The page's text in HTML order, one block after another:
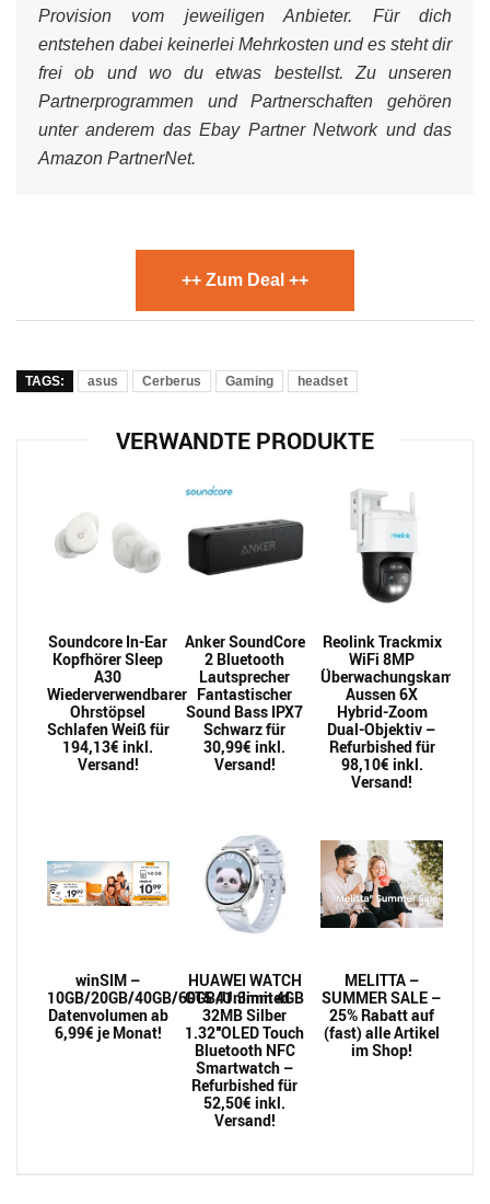
Provision vom jeweiligen Anbieter. Für dich
entstehen dabei keinerlei Mehrkosten und es steht dir
frei ob und wo du etwas bestellst. Zu unseren
Partnerprogrammen und Partnerschaften gehören
unter anderem das Ebay Partner Network und das
Amazon PartnerNet.
++ Zum Deal ++
TAGS: asus Cerberus Gaming headset
VERWANDTE PRODUKTE
Soundcore In-Ear
Kopfhörer Sleep
A30
Wiederverwendbarer
Ohrstöpsel
Schlafen Weiß für
194,13€ inkl.
Versand!
Anker SoundCore
2 Bluetooth
Lautsprecher
Fantastischer
Sound Bass IPX7
Schwarz für
30,99€ inkl.
Versand!
Reolink Trackmix
WiFi 8MP
Überwachungskamera
Aussen 6X
Hybrid-Zoom
Dual-Objektiv –
Refurbished für
98,10€ inkl.
Versand!
winSIM –
10GB/20GB/40GB/60GB/Unlimited
Datenvolumen ab
6,99€ je Monat!
HUAWEI WATCH
GT5 41.3mm 4GB
32MB Silber
1.32″OLED Touch
Bluetooth NFC
Smartwatch –
Refurbished für
52,50€ inkl.
Versand!
MELITTA –
SUMMER SALE –
25% Rabatt auf
(fast) alle Artikel
im Shop!